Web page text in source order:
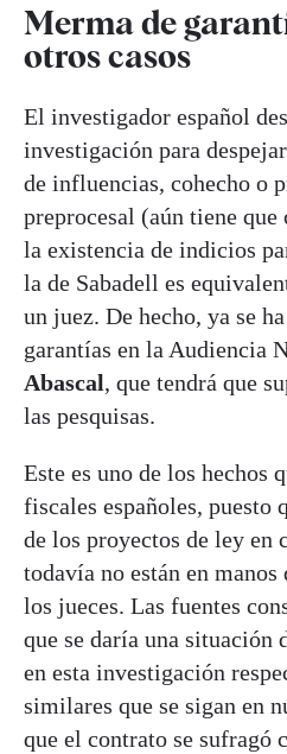
Merma de
otros casos
El investigador español
investigación para
de influencias, cohecho o
preprocesal (aún tiene
la existencia de indicios
la de Sabadell es
un juez. De hecho, ya se
garantías en la Audiencia
Abascal, que tendrá que
las pesquisas.
Este es uno de los hechos
fiscales españoles, puesto
de los proyectos de ley en
todavía no están en
los jueces. Las fuentes
que se daría una situación
en esta investigación
similares que se sigan en
que el contrato se sufragó